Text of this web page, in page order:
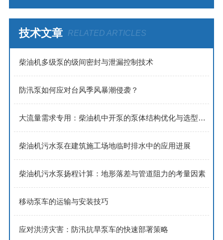
技术文章 RELATED ARTICLES
​​柴油机多级泵的级间密封与泄漏控制技术​
防汛泵如何应对台风季风暴潮侵袭？
大流量需求专用：柴油机中开泵的泵体结构优化与选型策略
柴油机污水泵在建筑施工场地临时排水中的应用进展
柴油机污水泵扬程计算：地形落差与管道阻力的考量因素
移动泵车的运输与安装技巧
应对洪涝灾害：防汛抗旱泵车的快速部署策略